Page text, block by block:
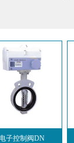
子控制阀DN